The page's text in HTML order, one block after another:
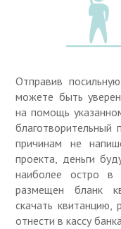
Отправив
можете быть
на помощь
причинам не
проекта, деньги
наиболее остро в
размещен бланк
скачать квитанцию,
отнести в кассу